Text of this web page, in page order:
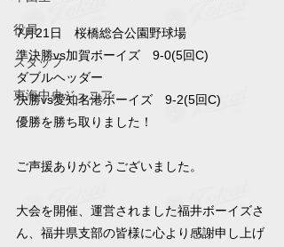
役員
スタッフ
東海中央ジュニア
7月21日　桜橋総合公園野球場
準決勝vs加賀ボーイズ　9-0(5回C)
ダブルヘッダー
決勝vs愛知名港ボーイズ　9-2(5回C)
優勝を勝ち取りました！
ご声援ありがとうございました。
大会を開催、運営されました福井ボーイズさ
ん、福井県支部の皆様に心より感謝申し上げ